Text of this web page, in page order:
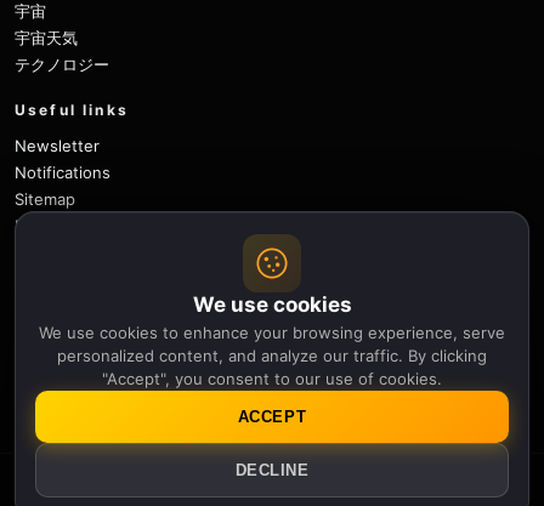
宇宙
宇宙天気
テクノロジー
Useful links
Newsletter
Notifications
Sitemap
Privacy Policy
Follow
X Facebook Instagram Pinterest
YouTube
© 2026 Apollo Thirteen.
We use cookies
We use cookies to enhance your browsing experience, serve
personalized content, and analyze our traffic. By clicking
"Accept", you consent to our use of cookies.
DECLINE
ACCEPT